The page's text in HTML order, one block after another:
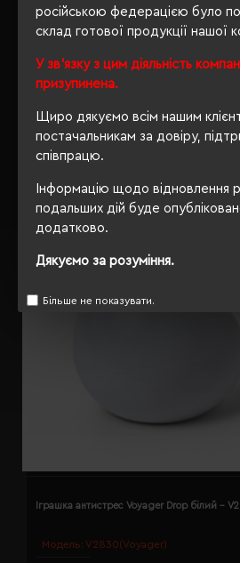
російською федерацією було
склад готової продукції нашої
У зв'язку з цим діяльність
призупинена.
Щиро дякуємо всім нашим
постачальникам за довіру,
співпрацю.
Інформацію щодо відновлення
подальших дій буде
додатково.
Дякуємо за розуміння.
Більше не показувати.
ВІДГУКИ
РЕКОМЕНДУЄМО
Модель: V2830(Voyager)
Іграшка антистрес Voyager Drop білий -